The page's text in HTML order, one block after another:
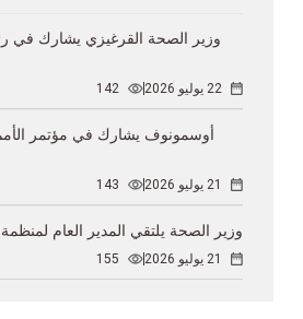
وزير الصحة القرغيزي يشارك في
22 يوليو 2026 142
أوسمونوف يشارك في مؤتمر
21 يوليو 2026 143
وزير الصحة يلتقي المدير العام لمنظمة
21 يوليو 2026 155